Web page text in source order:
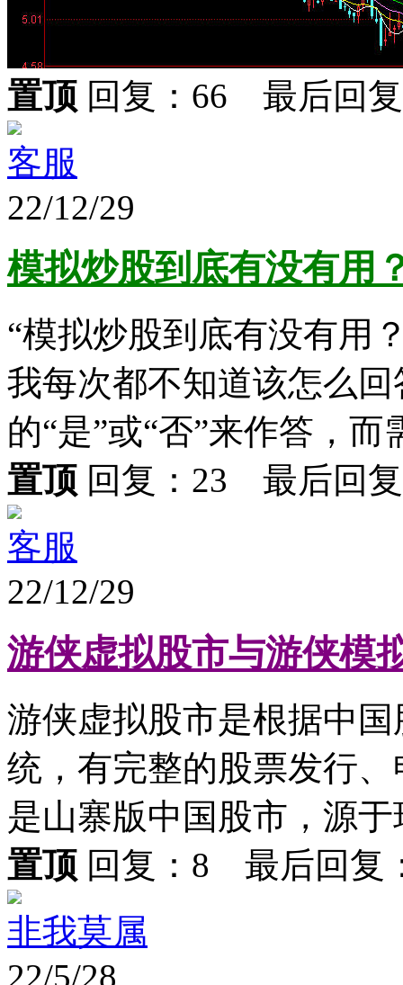
置顶 回复：66 最后回
客服
22/12/29
模拟炒股到底有没有用
“模拟炒股到底有没有用
我每次都不知道该怎么
的“是”或“否”来作答，
置顶 回复：23 最后回
客服
22/12/29
游侠虚拟股市与游侠模
游侠虚拟股市是根据中
统，有完整的股票发行
是山寨版中国股市，源
置顶 回复：8 最后回复
非我莫属
22/5/28